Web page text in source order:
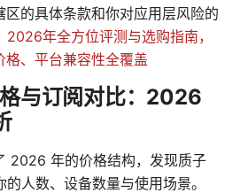
区的具体条款和你对应用层风险的
年全方位评测与选购指南，
、平台兼容性全覆盖
与订阅对比：2026
2026 年的价格结构，发现质子
人数、设备数量与使用场景。